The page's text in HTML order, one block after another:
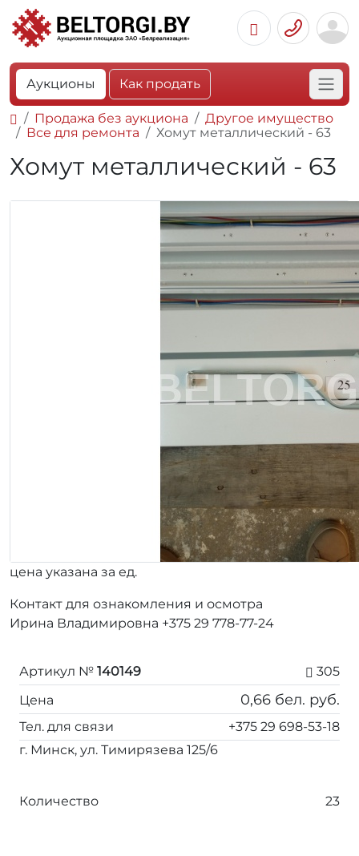
Аукционы Как продать
Продажа без аукциона
Другое имущество
Все для ремонта
Хомут металлический - 63
Хомут металлический - 63
цена указана за ед.
Контакт для ознакомления и осмотра
Ирина Владимировна +375 29 778-77-24
Артикул № 140149
305
Цена
0,66 бел. руб.
Тел. для связи
+375 29 698-53-18
г. Минск, ул. Тимирязева 125/6
Количество 23